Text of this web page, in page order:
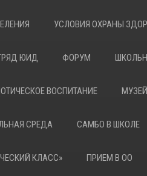
УСЛОВИЯ ОХРАНЫ
ЮИД ФОРУМ
ВОСПИТАНИЕ МУЗЕЙ
СРЕДА САМБО В ШКОЛЕ
КЛАСС» ПРИЕМ В ОО